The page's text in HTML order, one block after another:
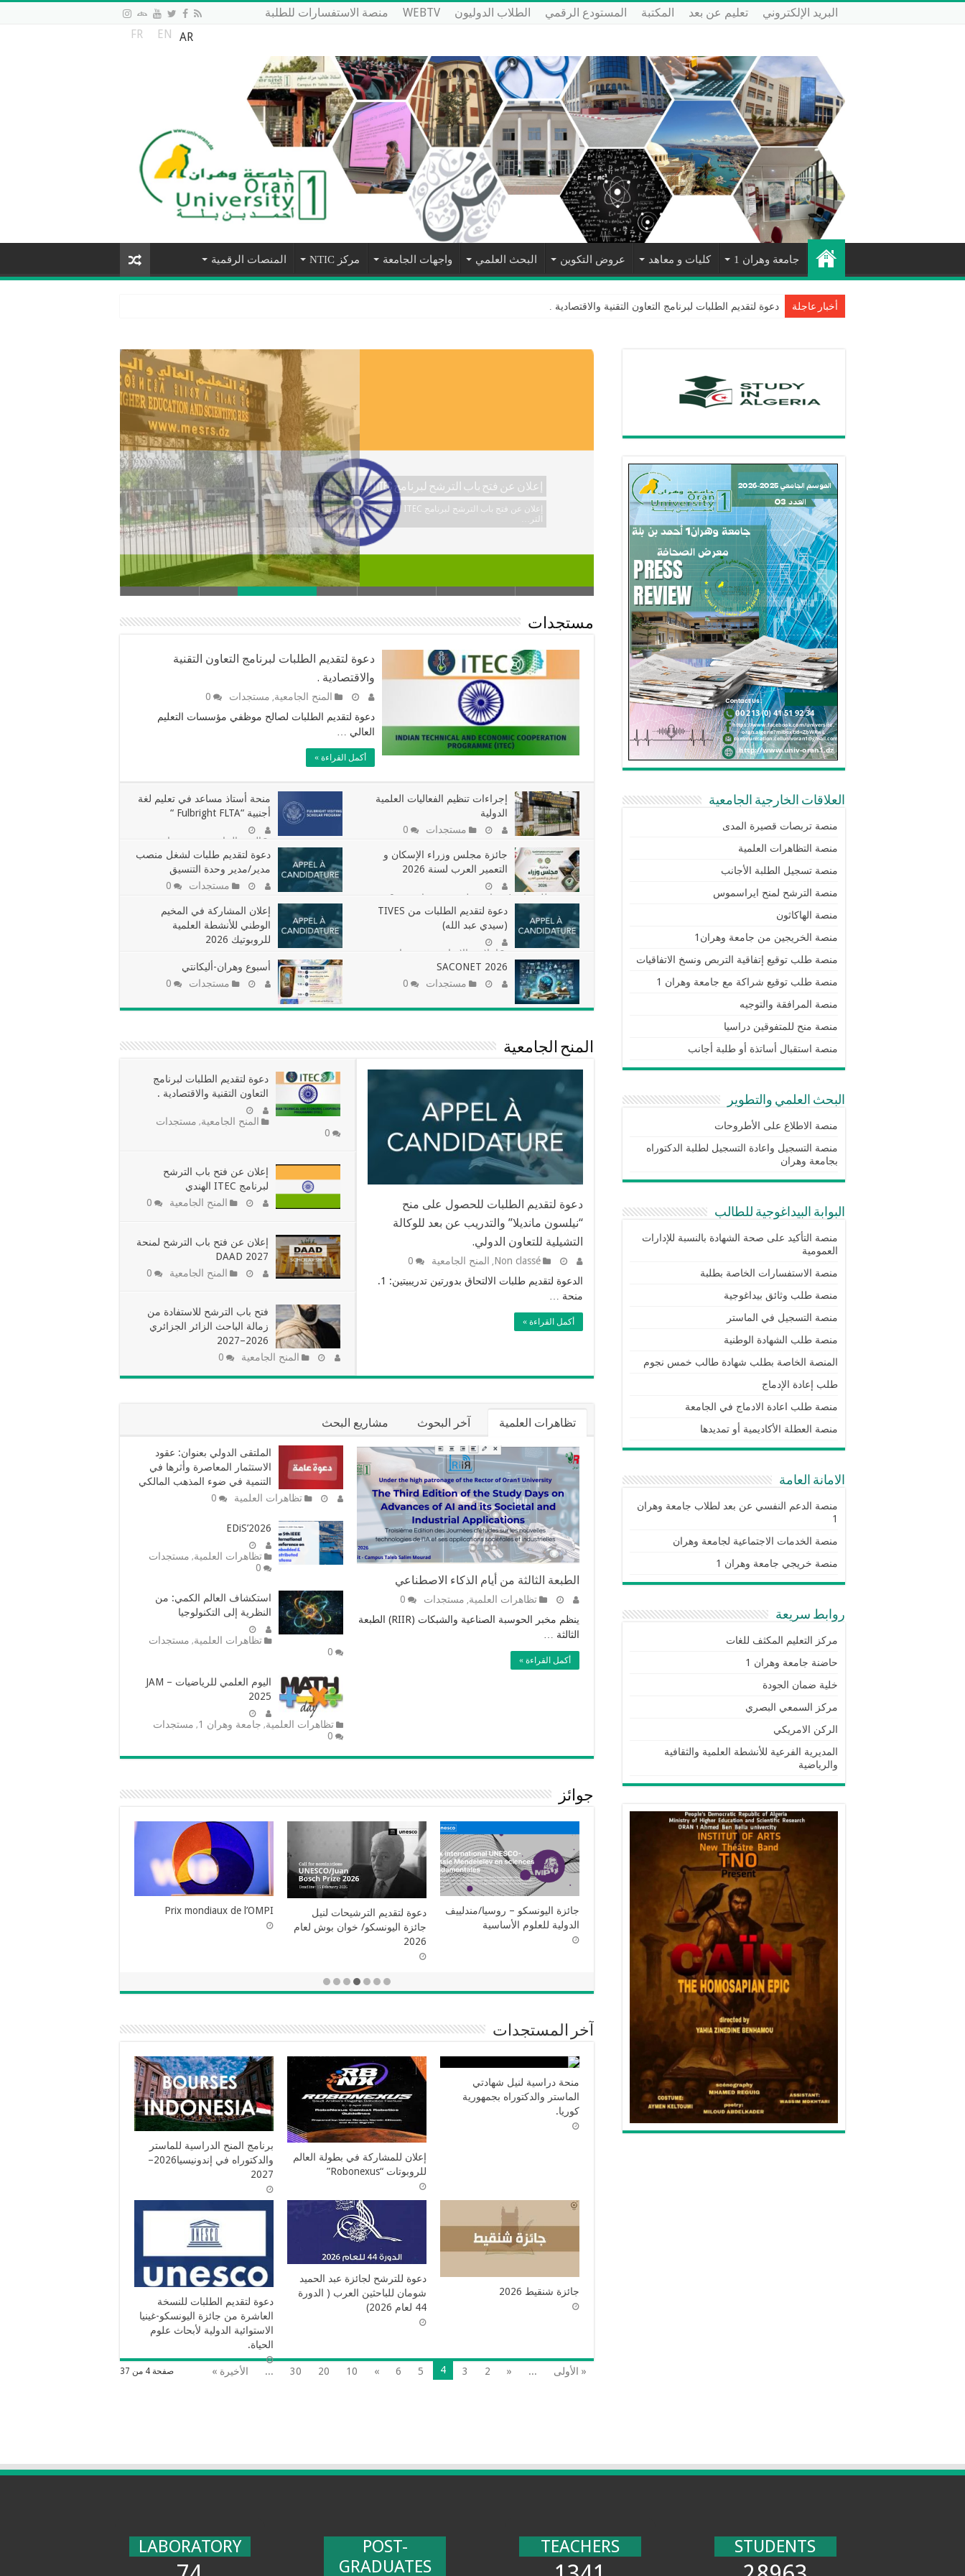
البريد الإلكتروني تعليم عن بعد المكتبة المستودع الرقمي الطلاب الدوليون WEBTV
منصة الاستفسارات للطلبة
AR
EN
FR
جامعة وهران 1 كليات و معاهد عروض التكوين البحث العلمي واجهات الجامعة مركز NTIC المنصات الرقمية
أخبار عاجلة دعوة لتقديم الطلبات لبرنامج التعاون التقنية والاقتصادية .
إجراءات تنظيم الفعاليات العلمية الدولية
المراسلات رقم 218 بتاريخ 14 يوليو 2026 من قسم التعاون والتبادل الجامعي في MESRS/SDPUR بشأن
الدليل ال…
مستجدات
دعوة لتقديم الطلبات لبرنامج التعاون التقنية
والاقتصادية .
المنح الجامعية, مستجدات
0
دعوة لتقديم الطلبات لصالح موظفي مؤسسات التعليم
العالي …
أكمل القراءة »
إجراءات تنظيم الفعاليات العلمية
الدولية
مستجدات
0
منحة أستاذ مساعد في تعليم لغة
أجنبية “Fulbright FLTA “
المنح الجامعية
مستجدات
جائزة مجلس وزراء الإسكان و
التعمير العرب لسنة 2026
دعوة للمشاريع/ جوائز دولية مستجدات 0
دعوة لتقديم طلبات لشغل منصب
مدير/مدير وحدة التنسيق
مستجدات
0
دعوة لتقديم الطلبات من TIVES
(سيدي عبد الله)
اعلان : الاساتذة
مستجدات
0
إعلان المشاركة في المخيم
الوطني للأنشطة العلمية
للروبوتيك 2026
SACONET 2026
مستجدات
0
أسبوع وهران-أليكانتي
مستجدات
0
المنح الجامعية
دعوة لتقديم الطلبات للحصول على منح
“نيلسون مانديلا” والتدريب عن بعد للوكالة
التشيلية للتعاون الدولي.
Non classé
, المنح الجامعية
0
الدعوة لتقديم طلبات الالتحاق بدورتين تدريبيتين: 1.
منحة …
أكمل القراءة »
دعوة لتقديم الطلبات لبرنامج
التعاون التقنية والاقتصادية .
المنح الجامعية, مستجدات
0
إعلان عن فتح باب الترشح
لبرنامج ITEC الهندي
المنح الجامعية
0
إعلان عن فتح باب الترشح لمنحة
DAAD 2027
المنح الجامعية
0
فتح باب الترشح للاستفادة من
زمالة الباحث الزائر الجزائري
2026–2027
المنح الجامعية
0
تظاهرات العلمية آخر البحوث مشاريع البحث
الطبعة الثالثة من أيام الذكاء الاصطناعي
تظاهرات العلمية, مستجدات
0
ينظم مخبر الحوسبة الصناعية والشبكات (RIIR) الطبعة
الثالثة …
أكمل القراءة »
الملتقى الدولي بعنوان: عقود
الاستثمار المعاصرة وأثرها في
التنمية في ضوء المذهب المالكي
تظاهرات العلمية
0
EDiS’2026
تظاهرات العلمية, مستجدات
0
استكشاف العالم الكمي: من
النظرية إلى التكنولوجيا
تظاهرات العلمية, مستجدات
0
اليوم العلمي للرياضيات – JAM
2025
تظاهرات العلمية, جامعة وهران 1 , مستجدات
0
جوائز
جائزة الإسكوا للمحتوى الرقمي
العربي من أجل التنمية المستدامة
2025 2026
جائزة الملك سلمان لأبحاث
الاعاقة بالمملكة العربية السعودية
المسابقة الدولية الرابعة عشرة
لجائزة “البوصلة البلورية” –
آخر المستجدات
منحة دراسية لنيل شهادتي
الماستر والدكتوراه بجمهورية
كوريا.
إعلان للمشاركة في بطولة العالم
للروبوتات “Robonexus”
برنامج المنح الدراسية للماستر
والدكتوراه في إندونيسيا2026–
2027
جائزة شنقيط 2026
دعوة للترشح لجائزة عبد الحميد
شومان للباحثين العرب ( الدورة
44 لعام 2026)
دعوة لتقديم الطلبات للنسخة
العاشرة من جائزة اليونسكو-غينيا
الاستوائية الدولية لأبحاث علوم
الحياة.
صفحة 4 من 37 « الأولى ...
«
2
3
4
5
6
»
10
20
30
... الأخيرة »
العلاقات الخارجية الجامعية
منصة تربصات قصيرة المدى
منصة التظاهرات العلمية
منصة تسجيل الطلبة الأجانب
منصة الترشح لمنح ايراسموس
منصة الهاكاثون
منصة الخريجين من جامعة وهران1
منصة طلب توقيع إتفاقية التربص ونسخ الاتفاقيات
منصة طلب توقيع شراكة مع جامعة وهران 1
منصة المرافقة والتوجيه
منصة منح للمتفوقين دراسيا
منصة استقبال أساتذة أو طلبة أجانب
البحث العلمي والتطوير
منصة الاطلاع على الأطروحات
منصة التسجيل واعادة التسجيل لطلبة الدكتوراه
بجامعة وهران
البوابة البيداغوجية للطالب
منصة التأكيد على صحة الشهادة بالنسبة للإدارات
العمومية
منصة الاستفسارات الخاصة بطلبة
منصة طلب وثائق بيداغوجية
منصة التسجيل في الماستر
منصة طلب الشهادة الوطنية
المنصة الخاصة بطلب شهادة طالب خمس نجوم
طلب إعادة الإدماج
منصة طلب اعادة الادماج في الجامعة
منصة العطلة الأكاديمية أو تمديدها
الامانة العامة
منصة الدعم النفسي عن بعد لطلاب جامعة وهران
1
منصة الخدمات الاجتماعية لجامعة وهران
منصة خريجي جامعة وهران 1
روابط سريعة
مركز التعليم المكثف للغات
حاضنة جامعة وهران 1
خلية ضمان الجودة
مركز السمعي البصري
الركن الامريكي
المديرية الفرعية للأنشطة العلمية والثقافية
والرياضية
STUDENTS
TEACHERS
POST-
GRADUATES
LABORATORY